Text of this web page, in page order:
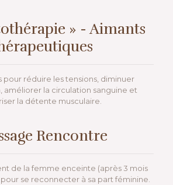
» - Aimants
pour réduire les tensions, diminuer
améliorer la circulation sanguine et
la détente musculaire.
Rencontre
de la femme enceinte (après 3 mois
se reconnecter à sa part féminine.